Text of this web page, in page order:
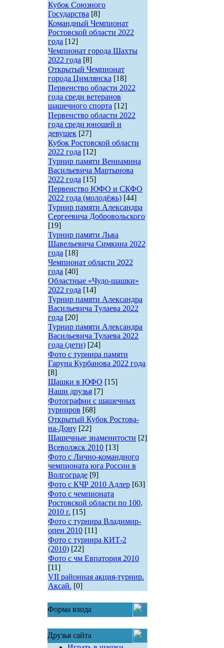
Кубок Союзного
Государства [8]
Командный Чемпионат
Ростовской области 2022
года [12]
Чемпионат города Шахты
2022 года [8]
Открытый Чемпионат
города Цимлянска [18]
Первенство области 2022
года среди ветеранов
шашечного спорта [12]
Первенство области 2022
года среди юношей и
девушек [27]
Кубок Ростовской области
2022 года [12]
Турнир памяти Вениамина
Васильевича Мартынова
2022 года [15]
Первенство ЮФО и СКФО
2022 года (молодёжь) [44]
Турнир памяти Александра
Сергеевича Добровольского
[19]
Турнир памяти Льва
Шавельевича Симкина 2022
года [18]
Чемпионат области 2022
года [40]
Областные «Чудо-шашки»
2022 года [14]
Турнир памяти Александра
Васильевича Тулаева 2022
года [20]
Турнир памяти Александра
Васильевича Тулаева 2022
года (дети) [24]
Фото с турнира памяти
Гаруна Курбанова 2022 года
[8]
Шашки в ЮФО [15]
Наши друзья [7]
Фотографии с шашечных
турниров [68]
Открытый Кубок Ростова-
на-Дону [22]
Шашечные знаменитости [2]
Всеволжск 2010 [13]
Фото с Лично-командного
чемпионата юга России в
Волгограде [9]
Фото с КЧР 2010 Адлер [63]
Фото с чемпионата
Ростовской области по 100,
2010 г. [15]
Фото с турнира Владимир-
опен 2010 [11]
Фото с турнира КИТ-2
(2010) [22]
Фото с чм Евпатория 2010
[11]
VII районная акция-турнир.
Аксай. [0]
Форма входа
Друзья сайта